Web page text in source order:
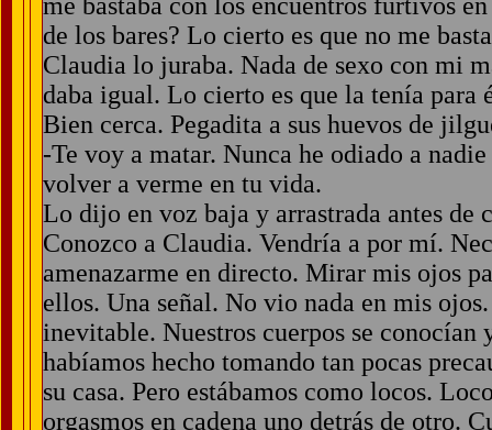
de los bares? Lo cierto es que no me
Claudia lo juraba. Nada de sexo con mi
daba igual. Lo cierto es que la tenía para
Bien cerca. Pegadita a sus huevos de
-Te voy a matar. Nunca he odiado a
volver a verme en tu vida.
Lo dijo en voz baja y arrastrada antes de
Conozco a Claudia. Vendría a por mí.
amenazarme en directo. Mirar mis ojos
ellos. Una señal. No vio nada en mis
inevitable. Nuestros cuerpos se conocían
habíamos hecho tomando tan pocas
su casa. Pero estábamos como locos.
orgasmos en cadena uno detrás de otro.